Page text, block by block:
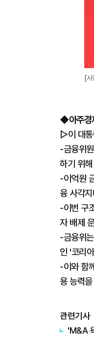
[
◆아주경
▷이 대통
-금융위
하기 위
-이억원
융 사각
-이번 구
자 배제
-금융위
인 '코리
-이와 함
용 능력
관련기사
'M&A